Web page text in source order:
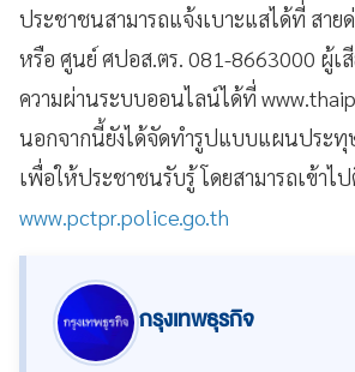
ประชาชนสามารถแจ้งเบาะแสได้ที่ สาย
หรือ ศูนย์ ศปอส.ตร. 081-8663000 ผู้เ
ความผ่านระบบออนไลน์ได้ที่
นอกจากนี้ยังได้จัดทำรูปแบบแผนประทุ
เพื่อให้ประชาชนรับรู้ โดยสามารถเข้าไ
www.pctpr.police.go.th
กรุงเทพธุรกิจ